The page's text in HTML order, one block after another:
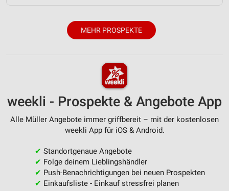
MEHR PROSPEKTE
weekli - Prospekte & Angebote App
Alle Müller Angebote immer griffbereit – mit der kostenlosen
weekli App für iOS & Android.
✔ Standortgenaue Angebote
✔ Folge deinem Lieblingshändler
✔ Push-Benachrichtigungen bei neuen Prospekten
✔ Einkaufsliste - Einkauf stressfrei planen